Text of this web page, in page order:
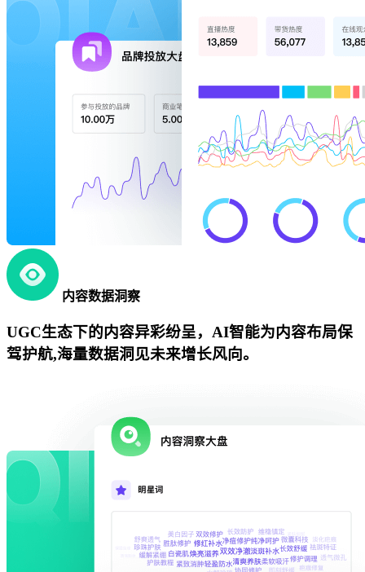
内容数据洞察
UGC生态下的内容异彩纷呈，AI智能为内容布局保
驾护航,海量数据洞见未来增长风向。